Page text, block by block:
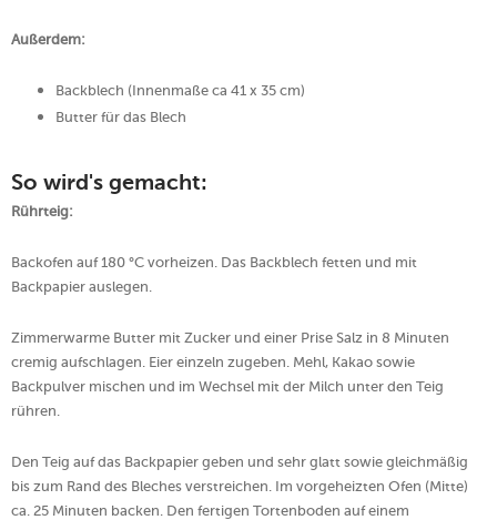
Außerdem:
Backblech (Innenmaße ca 41 x 35 cm)
Butter für das Blech
So wird's gemacht:
Rührteig:
Backofen auf 180 °C vorheizen. Das Backblech fetten und mit
Backpapier auslegen.
Zimmerwarme Butter mit Zucker und einer Prise Salz in 8 Minuten
cremig aufschlagen. Eier einzeln zugeben. Mehl, Kakao sowie
Backpulver mischen und im Wechsel mit der Milch unter den Teig
rühren.
Den Teig auf das Backpapier geben und sehr glatt sowie gleichmäßig
bis zum Rand des Bleches verstreichen. Im vorgeheizten Ofen (Mitte)
ca. 25 Minuten backen. Den fertigen Tortenboden auf einem